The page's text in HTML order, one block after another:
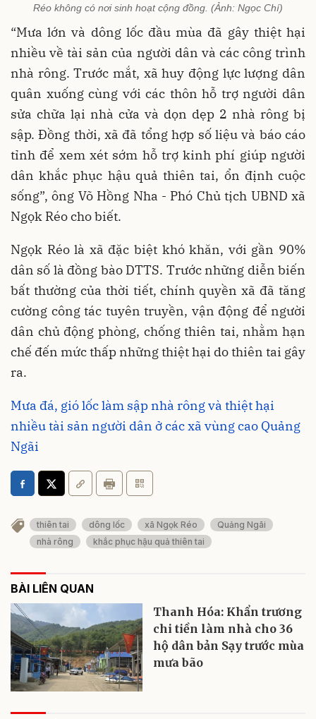
Réo không có nơi sinh hoạt cộng đồng. (Ảnh: Ngọc Chí)
“Mưa lớn và dông lốc đầu mùa đã gây thiệt hại
nhiều về tài sản của người dân và các công trình
nhà rông. Trước mắt, xã huy động lực lượng dân
quân xuống cùng với các thôn hỗ trợ người dân
sửa chữa lại nhà cửa và dọn dẹp 2 nhà rông bị
sập. Đồng thời, xã đã tổng hợp số liệu và báo cáo
tỉnh để xem xét sớm hỗ trợ kinh phí giúp người
dân khắc phục hậu quả thiên tai, ổn định cuộc
sống”, ông Võ Hồng Nha - Phó Chủ tịch UBND xã
Ngọk Réo cho biết.
Ngọk Réo là xã đặc biệt khó khăn, với gần 90%
dân số là đồng bào DTTS. Trước những diễn biến
bất thường của thời tiết, chính quyền xã đã tăng
cường công tác tuyên truyền, vận động để người
dân chủ động phòng, chống thiên tai, nhằm hạn
chế đến mức thấp những thiệt hại do thiên tai gây
ra.
Mưa đá, gió lốc làm sập nhà rông và thiệt hại
nhiều tài sản người dân ở các xã vùng cao Quảng
Ngãi
thiên tai dông lốc xã Ngọk Réo
Quảng Ngãi
nhà rông
khắc phục hậu quả thiên tai
BÀI LIÊN QUAN
Thanh Hóa: Khẩn trương
chi tiền làm nhà cho 36
hộ dân bản Sạy trước mùa
mưa bão